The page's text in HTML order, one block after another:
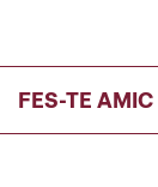
FES-TE AMIC